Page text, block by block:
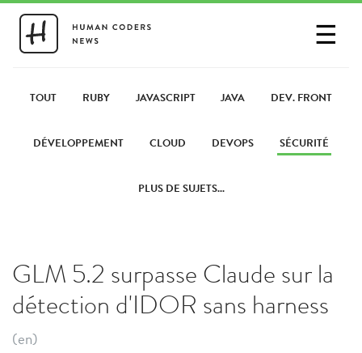
☰
PARTAGER UN LIEN
TOUT RUBY JAVASCRIPT JAVA DEV. FRONT
DÉVELOPPEMENT CLOUD DEVOPS SÉCURITÉ
PLUS DE SUJETS...
GLM 5.2 surpasse Claude sur la
détection d'IDOR sans harness
(en)